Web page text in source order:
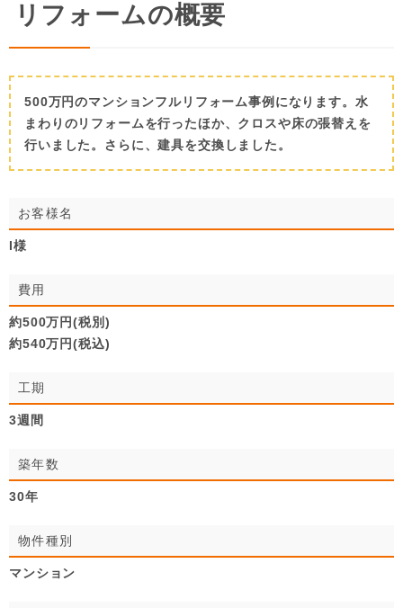
リフォームの概要
500万円のマンションフルリフォーム事例になります。水
まわりのリフォームを行ったほか、クロスや床の張替えを
行いました。さらに、建具を交換しました。
お客様名
I様
費用
約500万円(税別)
約540万円(税込)
工期
3週間
築年数
30年
物件種別
マンション